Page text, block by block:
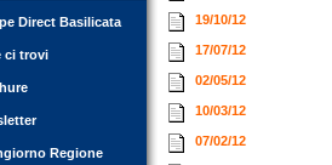
Direct Basilicata
ci trovi
Regione
19/10/12
17/07/12
02/05/12
10/03/12
07/02/12